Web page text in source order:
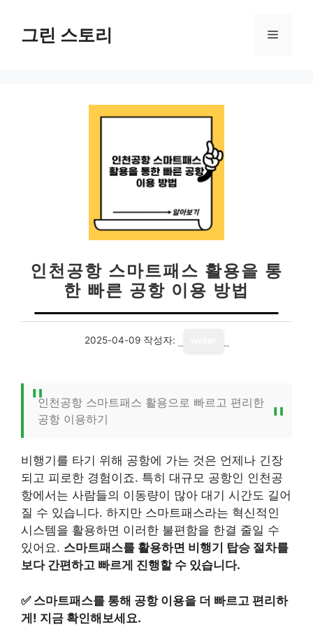
그린 스토리 메
인천공항 스마트패스 활용을 통
한 빠른 공항 이용 방법
2025-04-09 작성자:
인천공항 스마트패스 활용으로 빠르고 편리한
공항 이용하기
비행기를 타기 위해 공항에 가는 것은 언제나 긴장
되고 피로한 경험이죠. 특히 대규모 공항인 인천공
항에서는 사람들의 이동량이 많아 대기 시간도 길어
질 수 있습니다. 하지만 스마트패스라는 혁신적인
시스템을 활용하면 이러한 불편함을 한결 줄일 수
있어요. 스마트패스를 활용하면 비행기 탑승 절차를
보다 간편하고 빠르게 진행할 수 있습니다.
✅ 스마트패스를 통해 공항 이용을 더 빠르고 편리하
게! 지금 확인해보세요.